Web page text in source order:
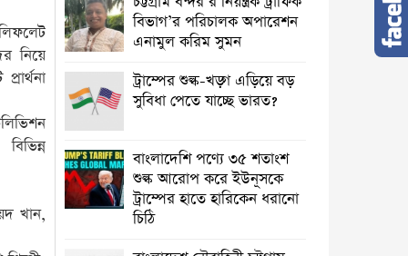
নিয়ে
খান,
বিভাগ’র পরিচালক অপারেশন
এনামুল করিম সুমন
ট্রাম্পের শুল্ক-খড়্গ এড়িয়ে বড়
সুবিধা পেতে যাচ্ছে ভারত?
বাংলাদেশি পণ্যে ৩৫ শতাংশ
শুল্ক আরোপ করে ইউনূসকে
ট্রাম্পের হাতে হারিকেন ধরানো
চিঠি